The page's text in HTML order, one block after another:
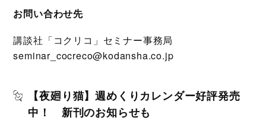
お問い合わせ先
講談社「コクリコ」セミナー事務局
seminar_cocreco@kodansha.co.jp​​​​
【夜廻り猫】週めくりカレンダー好評発売
中！ 新刊のお知らせも